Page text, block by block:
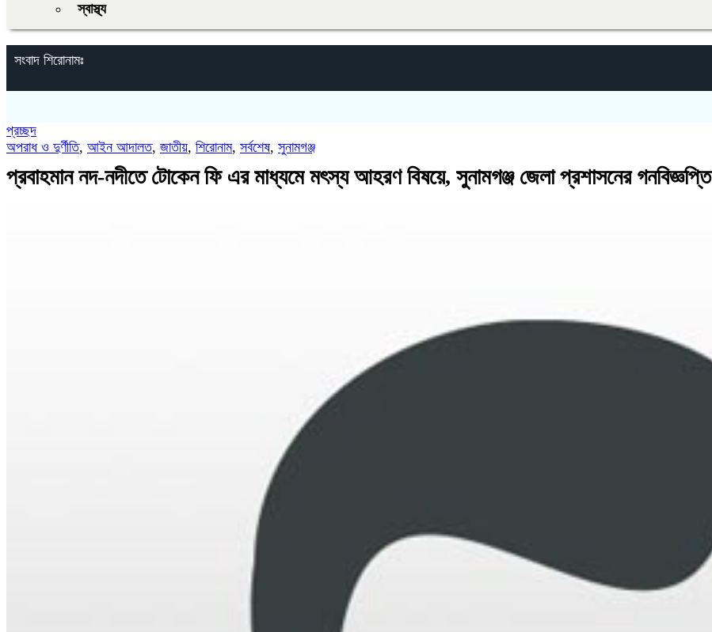
স্বাস্থ্য
সংবাদ শিরোনামঃ
প্রচ্ছদ
অপরাধ ও দুর্ণীতি, আইন আদালত, জাতীয়, শিরোনাম, সর্বশেষ, সুনামগঞ্জ
প্রবাহমান নদ-নদীতে টোকেন ফি এর মাধ্যমে মৎস্য আহরণ বিষয়ে, সুনামগঞ্জ জেলা প্রশাসনের গনবিজ্ঞপ্তি